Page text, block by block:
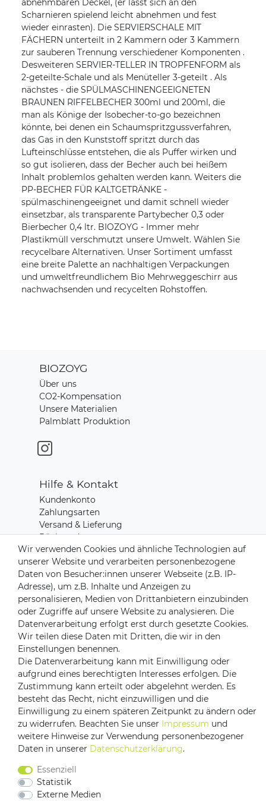
abnehmbaren Deckel, (er lässt sich an den
Scharnieren spielend leicht abnehmen und fest
wieder einrasten). Die SERVIERSCHALE MIT
FÄCHERN unterteilt in 2 Kammern oder 3 Kammern
zur sauberen Trennung verschiedener Komponenten .
Desweiteren SERVIER-TELLER IN TROPFENFORM als
2-geteilte-Schale und als Menüteller 3-geteilt . Als
nächstes - die SPÜLMASCHINENGEEIGNETEN
BRAUNEN RIFFELBECHER 300ml und 200ml, die
man als Könige der Isobecher-to-go bezeichnen
könnte, bei denen ein Schaumspritzgussverfahren,
das Gas in den Kunststoff spritzt durch das
Lufteinschlüsse entstehen, die als Puffer wirken und
so gut isolieren, dass der Becher auch bei heißem
Inhalt problemlos gehalten werden kann. Weiters die
PP-BECHER FÜR KALTGETRÄNKE -
spülmaschinengeeignet und damit schnell wieder
einsetzbar, als transparente Partybecher 0,3 oder
Bierbecher 0,4 ltr. BIOZOYG - Immer mehr
Plastikmüll verschmutzt unsere Umwelt. Wählen Sie
recycelbare Alternativen. Unser Sortiment umfasst
eine breite Palette an nachhaltigen Verpackungen
und umweltfreundlichem Bio Mehrweggeschirr aus
nachwachsenden und recycelten Rohstoffen.
BIOZOYG
Über uns
CO2-Kompensation
Unsere Materialien
Palmblatt Produktion
Hilfe & Kontakt
Kundenkonto
Zahlungsarten
Versand & Lieferung
Rücksendungen
Kontakt zu uns
Zahlungsanbieter
Versandpartner
Impressum Daten­schutz­erklärung
Barrierefreiheitserklärung
Wir verwenden Cookies und ähnliche Technologien auf
unserer Website und verarbeiten personenbezogene
Daten von Besucher:innen unserer Webseite (z.B. IP-
Adresse), um z.B. Inhalte und Anzeigen zu
personalisieren, Medien von Drittanbietern einzubinden
oder Zugriffe auf unsere Website zu analysieren. Die
Datenverarbeitung erfolgt erst durch gesetzte Cookies.
Wir teilen diese Daten mit Dritten, die wir in den
Einstellungen benennen.
Die Datenverarbeitung kann mit Einwilligung oder
aufgrund eines berechtigten Interesses erfolgen. Die
Zustimmung kann erteilt oder abgelehnt werden. Es
besteht das Recht, nicht einzuwilligen und die
Einwilligung zu einem späteren Zeitpunkt zu ändern oder
zu widerrufen. Beachten Sie unser Impressum und
weitere Hinweise zur Verwendung personenbezogener
Daten in unserer Daten­schutz­erklärung.
Essenziell
Statistik
Externe Medien